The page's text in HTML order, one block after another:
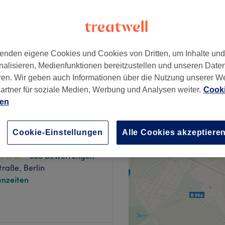
ab 99 €
erwartet dich bei
Thaimassage
635 Bewertungen
Berlin
eigene Cookies und Cookies von Dritten, um Inhalte
Medienfunktionen bereitzustellen und unseren
Wir geben auch Informationen über die Nutzung unserer
für soziale Medien, Werbung und Analysen weiter.
Cookie-Einstellungen Alle Cookies akzeptieren